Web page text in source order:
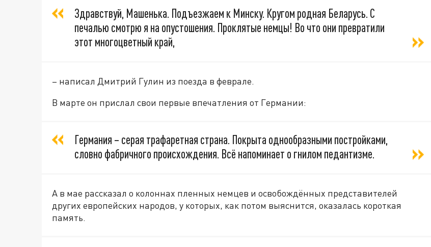
Здравствуй, Машенька. Подъезжаем к Минску. Кругом родная Беларусь. С
печалью смотрю я на опустошения. Проклятые немцы! Во что они превратили
этот многоцветный край,
– написал Дмитрий Гулин из поезда в феврале.
В марте он прислал свои первые впечатления от Германии:
Германия – серая трафаретная страна. Покрыта однообразными постройками,
словно фабричного происхождения. Всё напоминает о гнилом педантизме.
А в мае рассказал о колоннах пленных немцев и освобождённых представителей
других европейских народов, у которых, как потом выяснится, оказалась короткая
память.